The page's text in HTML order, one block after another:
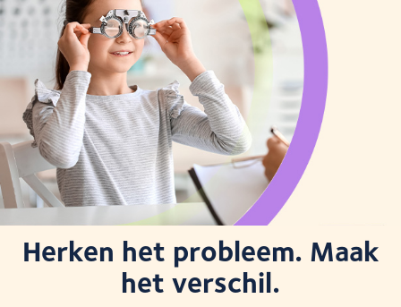
Herken het probleem. Maak
het verschil.